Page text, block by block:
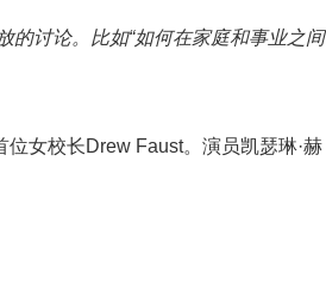
的讨论。比如“如何在家庭和事业之间
女校长Drew Faust。演员凯瑟琳·赫